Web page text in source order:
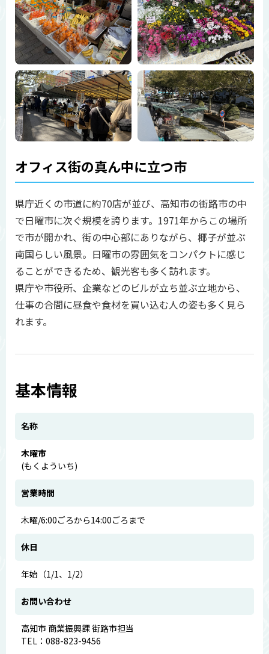
オフィス街の真ん中に立つ市
県庁近くの市道に約70店が並び、高知市の街路市の中
で日曜市に次ぐ規模を誇ります。1971年からこの場所
で市が開かれ、街の中心部にありながら、椰子が並ぶ
南国らしい風景。日曜市の雰囲気をコンパクトに感じ
ることができるため、観光客も多く訪れます。
県庁や市役所、企業などのビルが立ち並ぶ立地から、
仕事の合間に昼食や食材を買い込む人の姿も多く見ら
れます。
基本情報
名称
木曜市
(もくよういち)
営業時間
木曜/6:00ごろから14:00ごろまで
休日
年始（1/1、1/2）
お問い合わせ
高知市 商業振興課 街路市担当
TEL：088-823-9456